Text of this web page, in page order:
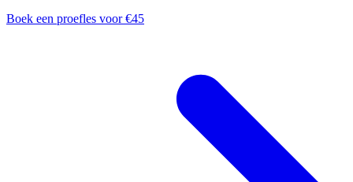
Boek een proefles voor €45